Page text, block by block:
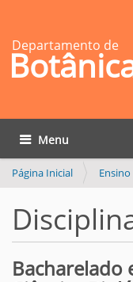
Departamento de
Toggle navigation
Página Inicial Ensino
Bacharelado